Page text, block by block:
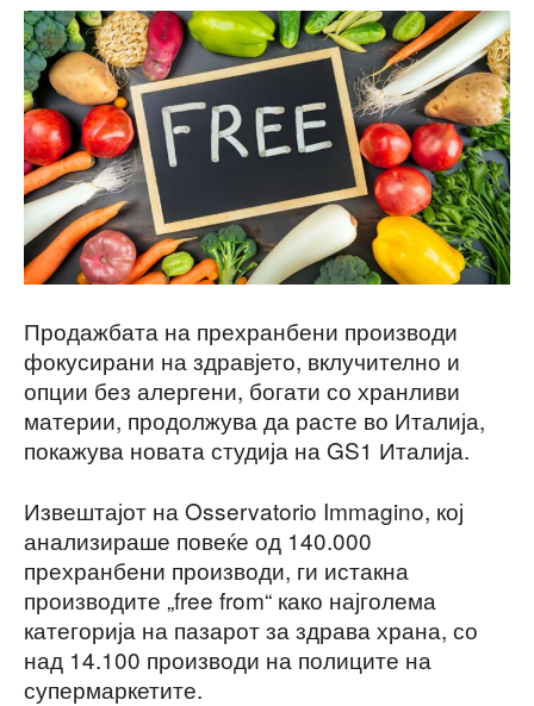
Продажбата на прехранбени производи
фокусирани на здравјето, вклучително и
опции без алергени, богати со хранливи
материи, продолжува да расте во Италија,
покажува новата студија на GS1 Италија.
Извештајот на Osservatorio Immagino, кој
анализираше повеќе од 140.000
прехранбени производи, ги истакна
производите „free from“ како најголема
категорија на пазарот за здрава храна, со
над 14.100 производи на полиците на
супермаркетите.